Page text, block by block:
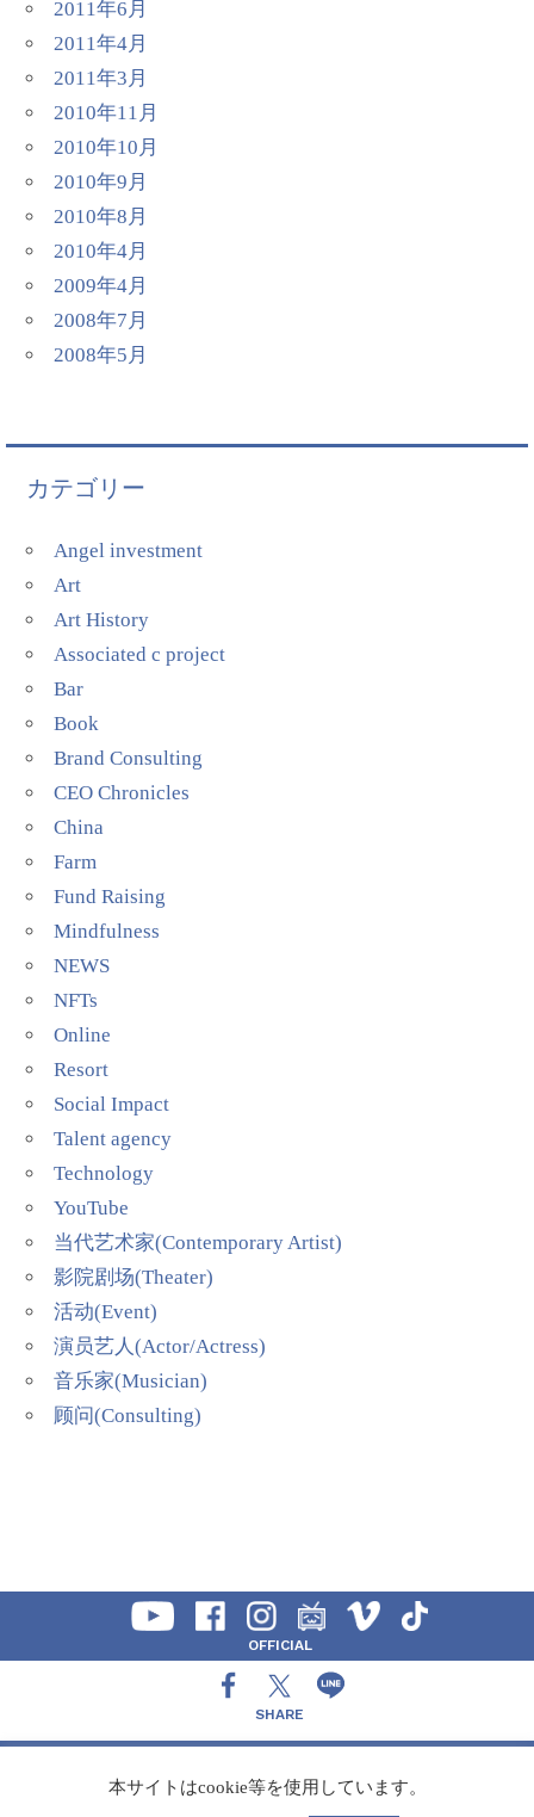
2011年6月
2011年4月
2011年3月
2010年11月
2010年10月
2010年9月
2010年8月
2010年4月
2009年4月
2008年7月
2008年5月
カテゴリー
Angel investment
Art
Art History
Associated c project
Bar
Book
Brand Consulting
CEO Chronicles
China
Farm
Fund Raising
Mindfulness
NEWS
NFTs
Online
Resort
Social Impact
Talent agency
Technology
YouTube
当代艺术家(Contemporary Artist)
影院剧场(Theater)
活动(Event)
演员艺人(Actor/Actress)
音乐家(Musician)
顾问(Consulting)
OFFICIAL
SHARE
CONTACT
本サイトはcookie等を使用しています。